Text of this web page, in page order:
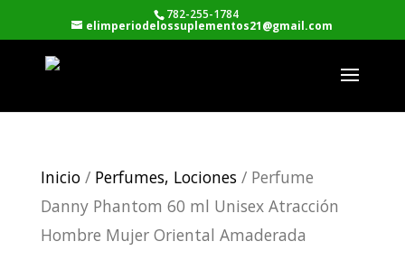
782-255-1784
elimperiodelossuplementos21@gmail.com
Inicio/ Perfumes, Lociones/ Perfume
Danny Phantom 60 ml Unisex Atracción
Hombre Mujer Oriental Amaderada